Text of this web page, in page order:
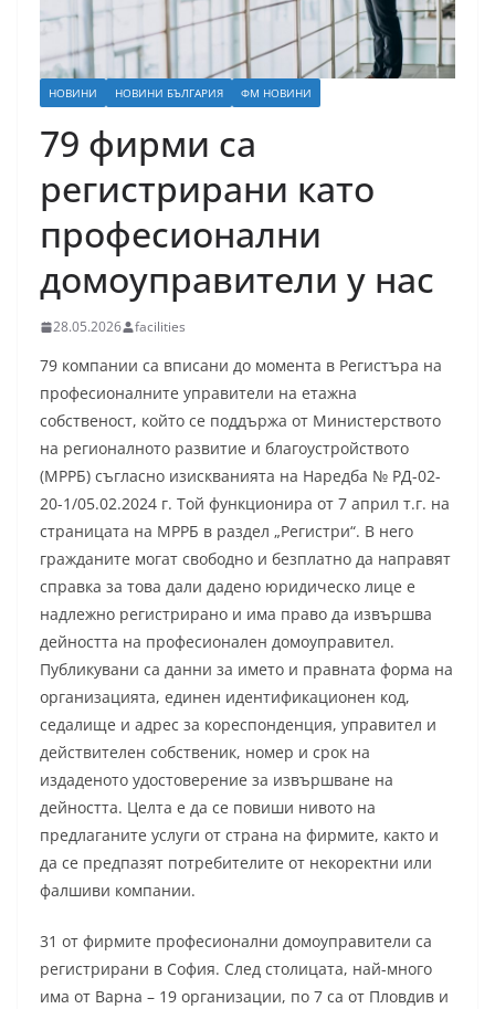
НОВИНИ НОВИНИ БЪЛГАРИЯ ФМ НОВИНИ
79 фирми са
регистрирани като
професионални
домоуправители у нас
28.05.2026 facilities
79 компании са вписани до момента в Регистъра на
професионалните управители на етажна
собственост, който се поддържа от Министерството
на регионалното развитие и благоустройството
(МРРБ) съгласно изискванията на Наредба № РД-02-
20-1/05.02.2024 г. Той функционира от 7 април т.г. на
страницата на МРРБ в раздел „Регистри“. В него
гражданите могат свободно и безплатно да направят
справка за това дали дадено юридическо лице е
надлежно регистрирано и има право да извършва
дейността на професионален домоуправител.
Публикувани са данни за името и правната форма на
организацията, единен идентификационен код,
седалище и адрес за кореспонденция, управител и
действителен собственик, номер и срок на
издаденото удостоверение за извършване на
дейността. Целта е да се повиши нивото на
предлаганите услуги от страна на фирмите, както и
да се предпазят потребителите от некоректни или
фалшиви компании.
31 от фирмите професионални домоуправители са
регистрирани в София. След столицата, най-много
има от Варна – 19 организации, по 7 са от Пловдив и